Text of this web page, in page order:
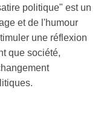
politique" est un
et de l'humour
une réflexion
que société,